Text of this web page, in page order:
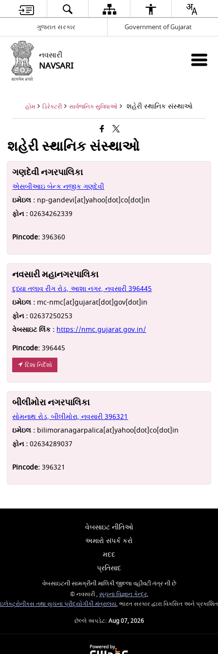
ગુજરાત સરકાર Government of Gujarat
નવસારી
NAVSARI
હોમ ડિરેક્ટરી સાર્વજનિક સુવિધાઓ શહેરી સ્થાનિક સંસ્થાઓ
શહેરી સ્થાનિક સંસ્થાઓ
ગણદેવી નગરપાલિકા
એસબીઆઇ બેન્ક નજીક ગણદેવી
ઇમેઇલ : np-gandevi[at]yahoo[dot]co[dot]in
ફોન :02634262339
Pincode:396360
નવસારી મહાનગરપાલિકા
દુધ્યા તલાવ રીંગ રોડ, આશા નગર, નવસારી 396445
ઇમેઇલ : mc-nmc[at]gujarat[dot]gov[dot]in
ફોન :02637250253
વેબસાઇટ લિંક : https://nmc.gujarat.gov.in/
Pincode:396445
દિશા નિર્દેશો
બીલીમોરા નગરપાલિકા
સોમનાથ રોડ, બીલીમોરા, નવસારી 396321
ઇમેઇલ : bilimoranagarpalica[at]yahoo[dot]co[dot]in
ફોન :02634289037
Pincode:396321
વેબસાઇટ નીતિઓ
અમારો સંપર્ક કરો
મદદ
પ્રતિસાદ
વેબસાઇટની સામગ્રીની માલિકી જીલ્લા વહીવટી તંત્ર ની છે
© નવસારી , સૂચના વિજ્ઞાન કેન્દ્ર,
ઇલેક્ટ્રોનીક્સ તથા સુચના પ્રૌદ્યોગીકી મંત્રાલય, ભારત સરકાર દ્વારા વિકસિત અને પ્રકાશિત
છેલ્લે અપડેટ: Aug 07, 2026